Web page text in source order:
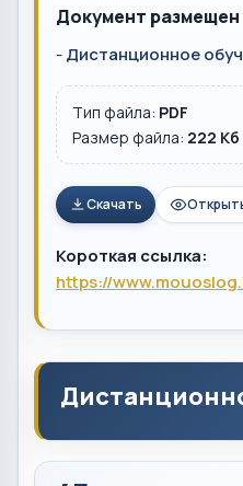
Документ размещен
-Дистанционное
Тип файла: PDF
Размер файла: 222 Кб
Скачать
Короткая ссылка:
https://